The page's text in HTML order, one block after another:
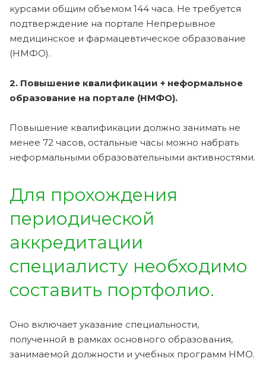
курсами общим объемом 144 часа. Не требуется
подтверждение на портале Непрерывное
медицинское и фармацевтическое образование
(НМФО).
2. Повышение квалификации + неформальное
образование на портале (НМФО).
Повышение квалификации должно занимать не
менее 72 часов, остальные часы можно набрать
неформальными образовательными активностями.
Для прохождения
периодической
аккредитации
специалисту необходимо
составить портфолио.
Оно включает указание специальности,
полученной в рамках основного образования,
занимаемой должности и учебных программ НМО.